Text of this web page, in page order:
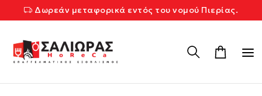
Δωρεάν μεταφορικά εντός του νομού Πιερίας.